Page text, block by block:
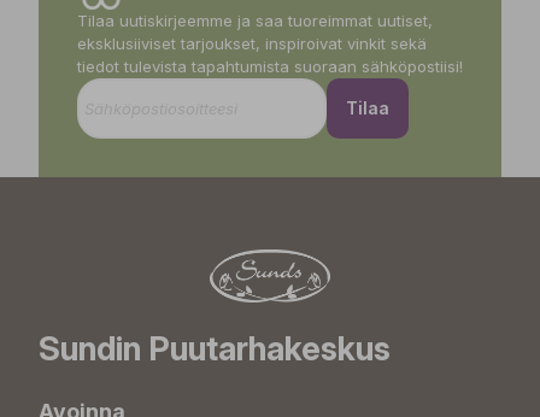
Tilaa uutiskirjeemme ja saa tuoreimmat uutiset,
eksklusiiviset tarjoukset, inspiroivat vinkit sekä
tiedot tulevista tapahtumista suoraan sähköpostiisi!
Tilaa
Sundin Puutarhakeskus
Avoinna